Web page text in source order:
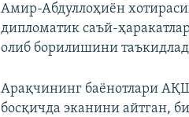
Амир‑Абдуллоҳиён
дипломатик
олиб борилишини
Арақчининг баёнотлари
босқичда эканини айтган,